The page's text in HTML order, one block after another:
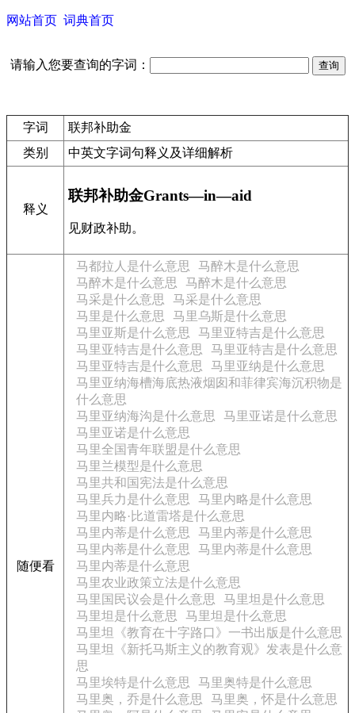
网站首页 词典首页
请输入您要查询的字词：
字词
联邦补助金
类别
中英文字词句释义及详细解析
释义
联邦补助金Grants—in—aid
见财政补助。
随便看
马都拉人是什么意思
马醉木是什么意思
马醉木是什么意思
马醉木是什么意思
马采是什么意思
马采是什么意思
马里是什么意思
马里乌斯是什么意思
马里亚斯是什么意思
马里亚特吉是什么意思
马里亚特吉是什么意思
马里亚特吉是什么意思
马里亚特吉是什么意思
马里亚纳是什么意思
马里亚纳海槽海底热液烟囱和菲律宾海沉积物是
什么意思
马里亚纳海沟是什么意思
马里亚诺是什么意思
马里亚诺是什么意思
马里全国青年联盟是什么意思
马里兰模型是什么意思
马里共和国宪法是什么意思
马里兵力是什么意思
马里内略是什么意思
马里内略·比道雷塔是什么意思
马里内蒂是什么意思
马里内蒂是什么意思
马里内蒂是什么意思
马里内蒂是什么意思
马里内蒂是什么意思
马里农业政策立法是什么意思
马里国民议会是什么意思
马里坦是什么意思
马里坦是什么意思
马里坦是什么意思
马里坦《教育在十字路口》一书出版是什么意思
马里坦《新托马斯主义的教育观》发表是什么意
思
马里埃特是什么意思
马里奥特是什么意思
马里奥，乔是什么意思
马里奥，怀是什么意思